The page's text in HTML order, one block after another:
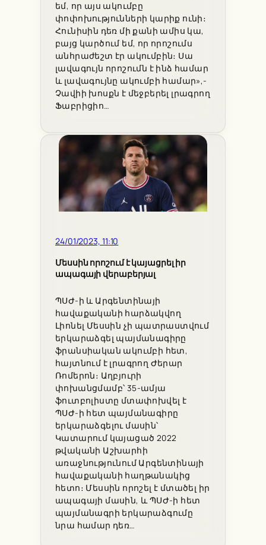
եմ, որ այս ակումբը
փոփոխությունների կարիք ունի։
Հունիսին դեռ մի քանի ամիս կա,
բայց կարծում եմ, որ որոշումս
անհրաժեշտ էր ակումբին։ Սա
լավագույն որոշումն է ինձ համար
և լավագույնը ակումբի համար»,-
Չավիի խոսքն է մեջբերել լրագրող
Ֆաբրիցիո…
24/01/2023, 11:10
Մեսսին որոշում է կայացրել իր
ապագայի վերաբերյալ
ՊՍԺ-ի և Արգենտինայի
հավաքականի հարձակվող
Լիոնել Մեսսին չի պատրաստվում
երկարաձգել պայմանագիրը
ֆրանսիական ակումբի հետ,
հայտնում է լրագրող Ժերար
Ռոմերոն։ Աղբյուրի
փոխանցմամբ՝ 35-ամյա
ֆուտբոլիստը մտափոխվել է
ՊՍԺ-ի հետ պայմանագիրը
երկարաձգելու մասին՝
Կատարում կայացած 2022
թվականի Աշխարհի
առաջնությունում Արգենտինայի
հավաքականի հաղթանակից
հետո։ Մեսսին որոշել է մտածել իր
ապագայի մասին, և ՊՍԺ-ի հետ
պայմանագրի երկարաձգումը
նրա համար դեռ…